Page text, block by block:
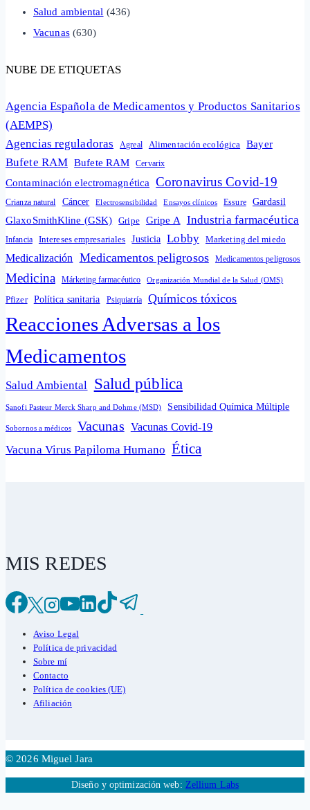
Salud ambiental (436)
Vacunas(630)
NUBE DE ETIQUETAS
Agencia Española de Medicamentos y Productos Sanitarios
(AEMPS)
Agencias reguladoras
Agreal Alimentación ecológica Bayer
Bufete RAM Bufete RAM Cervarix
Contaminación electromagnética Coronavirus Covid-19
Crianza natural Cáncer Electrosensibilidad Ensayos clínicos Essure Gardasil
GlaxoSmithKline (GSK) Gripe Gripe A Industria farmacéutica
Infancia Intereses empresariales Justicia Lobby Marketing del miedo
Medicalización Medicamentos peligrosos Medicamentos peligrosos
Medicina Márketing farmacéutico Organización Mundial de la Salud (OMS)
Pfizer Política sanitaria Psiquiatría Químicos tóxicos
Reacciones Adversas a los
Medicamentos
Salud Ambiental Salud pública
Sanofi Pasteur Merck Sharp and Dohme (MSD) Sensibilidad Química Múltiple
Sobornos a médicos Vacunas Vacunas Covid-19
Vacuna Virus Papiloma Humano Ética
MIS REDES
Aviso Legal
Política de privacidad
Sobre mí
Contacto
Política de cookies (UE)
Afiliación
© 2026 Miguel Jara
Diseño y optimización web: Zellium Labs